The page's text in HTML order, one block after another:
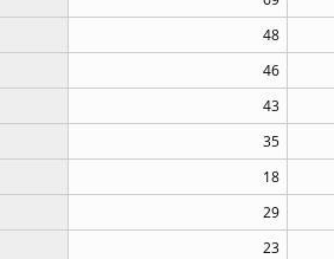
48
46
43
35
18
29
23